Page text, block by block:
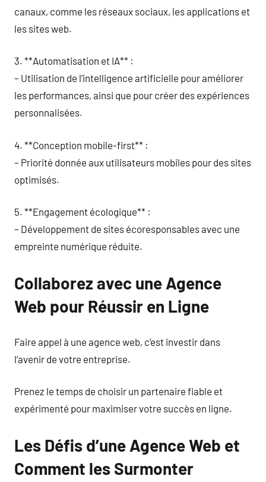
canaux, comme les réseaux sociaux, les applications et
les sites web.
3. **Automatisation et IA** :
– Utilisation de l’intelligence artificielle pour améliorer
les performances, ainsi que pour créer des expériences
personnalisées.
4. **Conception mobile-first** :
– Priorité donnée aux utilisateurs mobiles pour des sites
optimisés.
5. **Engagement écologique** :
– Développement de sites écoresponsables avec une
empreinte numérique réduite.
Collaborez avec une Agence
Web pour Réussir en Ligne
Faire appel à une agence web, c’est investir dans
l’avenir de votre entreprise.
Prenez le temps de choisir un partenaire fiable et
expérimenté pour maximiser votre succès en ligne.
Les Défis d’une Agence Web et
Comment les Surmonter